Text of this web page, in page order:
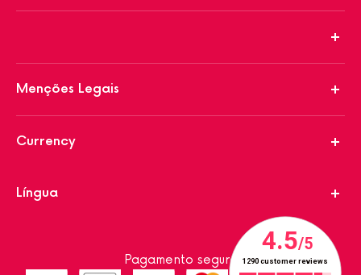
Menções Legais
Currency
Língua
Pagamento seguro